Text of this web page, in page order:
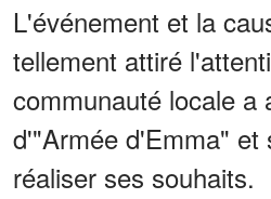
L'événement et la
tellement attiré
communauté locale a
d'"Armée d'Emma" et
réaliser ses souhaits.